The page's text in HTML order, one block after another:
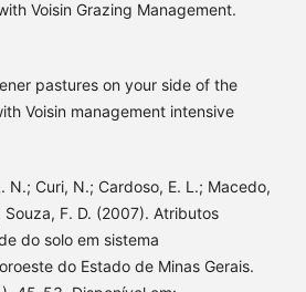
Voisin Grazing Management.
pastures on your side of the
Voisin management intensive
N.; Curi, N.; Cardoso, E. L.; Macedo,
Souza, F. D. (2007). Atributos
do solo em sistema
do Estado de Minas Gerais.